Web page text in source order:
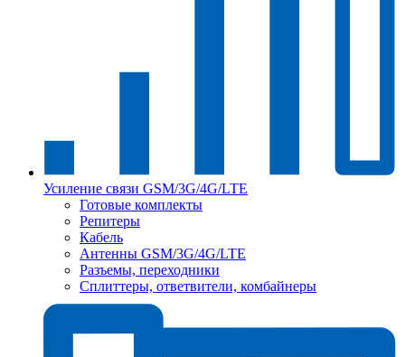
Усиление связи GSM/3G/4G/LTE
Готовые комплекты
Репитеры
Кабель
Антенны GSM/3G/4G/LTE
Разъемы, переходники
Сплиттеры, ответвители, комбайнеры